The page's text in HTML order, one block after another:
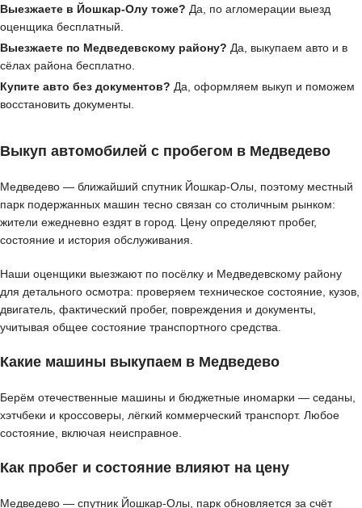
Выезжаете в Йошкар-Олу тоже? Да, по агломерации выезд
оценщика бесплатный.
Выезжаете по Медведевскому району? Да, выкупаем авто и в
сёлах района бесплатно.
Купите авто без документов? Да, оформляем выкуп и поможем
восстановить документы.
Выкуп автомобилей с пробегом в Медведево
Медведево — ближайший спутник Йошкар-Олы, поэтому местный
парк подержанных машин тесно связан со столичным рынком:
жители ежедневно ездят в город. Цену определяют пробег,
состояние и история обслуживания.
Наши оценщики выезжают по посёлку и Медведевскому району
для детального осмотра: проверяем техническое состояние, кузов,
двигатель, фактический пробег, повреждения и документы,
учитывая общее состояние транспортного средства.
Какие машины выкупаем в Медведево
Берём отечественные машины и бюджетные иномарки — седаны,
хэтчбеки и кроссоверы, лёгкий коммерческий транспорт. Любое
состояние, включая неисправное.
Как пробег и состояние влияют на цену
Медведево — спутник Йошкар-Олы, парк обновляется за счёт